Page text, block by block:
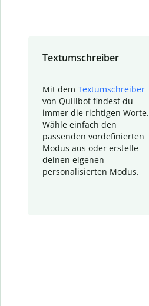
Textumschreiber
Mit dem Textumschreiber
von Quillbot findest du
immer die richtigen Worte.
Wähle einfach den
passenden vordefinierten
Modus aus oder erstelle
deinen eigenen
personalisierten Modus.